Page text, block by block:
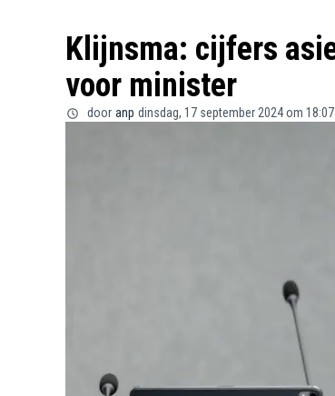
Klijnsma: cijfers
voor minister
door anp dinsdag, 17 september 2024 om 18:07